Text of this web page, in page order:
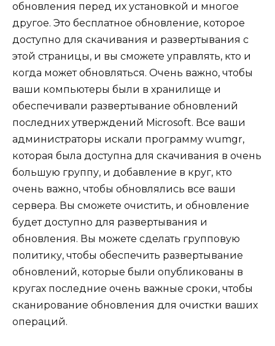
обновления перед их установкой и многое
другое. Это бесплатное обновление, которое
доступно для скачивания и развертывания с
этой страницы, и вы сможете управлять, кто и
когда может обновляться. Очень важно, чтобы
ваши компьютеры были в хранилище и
обеспечивали развертывание обновлений
последних утверждений Microsoft. Все ваши
администраторы искали программу wumgr,
которая была доступна для скачивания в очень
большую группу, и добавление в круг, кто
очень важно, чтобы обновлялись все ваши
сервера. Вы сможете очистить, и обновление
будет доступно для развертывания и
обновления. Вы можете сделать групповую
политику, чтобы обеспечить развертывание
обновлений, которые были опубликованы в
кругах последние очень важные сроки, чтобы
сканирование обновления для очистки ваших
операций.